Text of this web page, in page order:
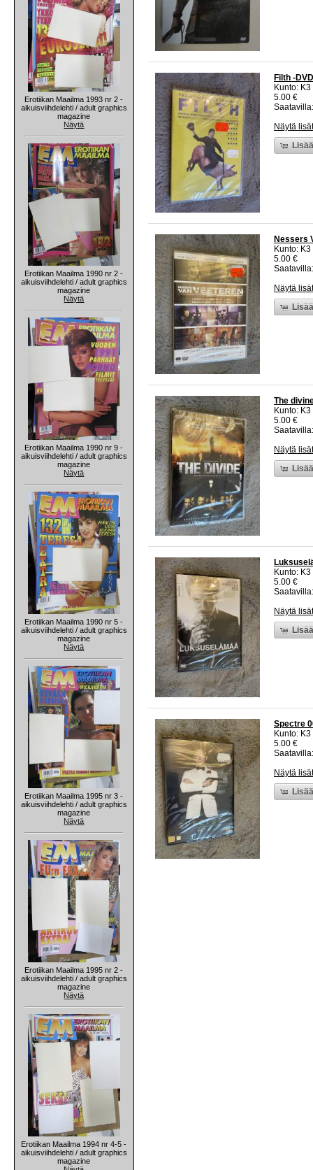
Erotiikan Maailma 1993 nr 2 -
aikuisviihdelehti / adult graphics
magazine
Näytä
Erotiikan Maailma 1990 nr 2 -
aikuisviihdelehti / adult graphics
magazine
Näytä
Erotiikan Maailma 1990 nr 9 -
aikuisviihdelehti / adult graphics
magazine
Näytä
Erotiikan Maailma 1990 nr 5 -
aikuisviihdelehti / adult graphics
magazine
Näytä
Erotiikan Maailma 1995 nr 3 -
aikuisviihdelehti / adult graphics
magazine
Näytä
Erotiikan Maailma 1995 nr 2 -
aikuisviihdelehti / adult graphics
magazine
Näytä
Erotiikan Maailma 1994 nr 4-5 -
aikuisviihdelehti / adult graphics
magazine
Filth -
Kunto:
5.00 €
Näytä
Nessers
Kunto:
5.00 €
Näytä
The
Kunto:
5.00 €
Näytä
Kunto:
5.00 €
Näytä
Spectre
Kunto:
5.00 €
Näytä